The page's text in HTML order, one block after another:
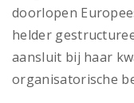
doorlopen
helder
aansluit bij haar
organisatorische